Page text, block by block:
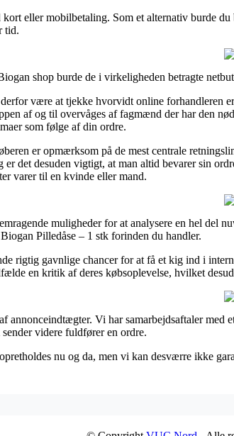
eller mobilbetaling. Som et alternativ burde
tid.
shop burde de i virkeligheden betragte
være at tjekke hvorvidt online forhandleren
af og til overvåges af fagmænd der har den
som følge af din ordre.
er opmærksom på de mest centrale
er det desuden vigtigt, at man altid bevarer sin
varer til en kvinde eller mand.
muligheder for at analysere en hel del
Pilledåse – 1 stk forinden du handler.
rigtig gavnlige chancer for at få et kig ind i
en kritik af deres købsoplevelse, hvilket
annonceindtægter. Vi har samarbejdsaftaler
videre fuldfører en ordre.
nu og da, men vi kan desværre ikke